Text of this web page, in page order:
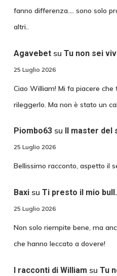
fanno differenza.... sono solo
altri..
Agavebetsu Tu non sei
25 Luglio 2026
Ciao William! Mi fa piacere
rileggerlo. Ma non è stato un
Piombo63su Il master del
25 Luglio 2026
Bellissimo racconto, aspetto il
Baxisu Ti presto il mio bull.
25 Luglio 2026
Non solo riempite bene, ma
che hanno leccato a dovere!
I racconti di William su Tu